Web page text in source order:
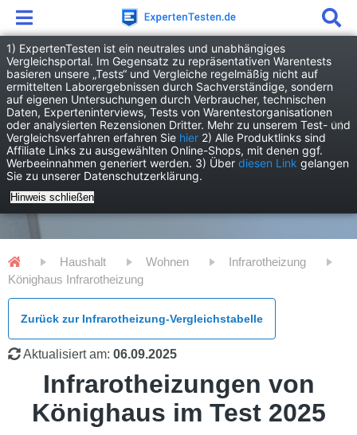
1) ExpertenTesten ist ein neutrales und unabhängiges
Vergleichsportal. Im Gegensatz zu repräsentativen Warentests
basieren unsere „Tests“ und Vergleiche regelmäßig nicht auf
ermittelten Laborergebnissen durch Sachverständige, sondern
auf eigenen Untersuchungen durch Verbraucher, technischen
Daten, Experteninterviews, Tests von Warentestorganisationen
oder analysierten Rezensionen Dritter. Mehr zu unserem Test- und
Vergleichsverfahren erfahren Sie hier 2) Alle Produktlinks sind
Affiliate Links zu ausgewählten Online-Shops, mit denen ggf.
Werbeeinnahmen generiert werden. 3) Über diesen Link gelangen
Sie zu unserer Datenschutzerklärung.
Hinweis schließen
Haushalt Wohnen
Infrarotheizung
Könighaus Infrarotheizung
Zurück zur Infrarotheizung-Vergleichstabelle
Aktualisiert am: 06.09.2025
Infrarotheizungen von
Könighaus im Test 2025